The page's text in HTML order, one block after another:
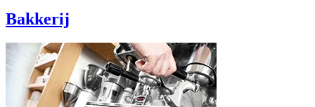
Bakkerij